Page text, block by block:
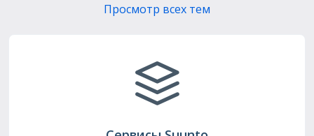
Просмотр всех тем